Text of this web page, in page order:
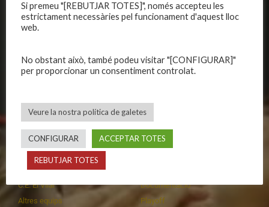
Publicacions
Avís legal
Política de galetes
Privadesa a les xarxes
Equips masculins
Escola
Patrocinadors
CALENDARIS
Primer Equip Masculí
Primer Equip Femení
Equips federats
C.E. El Vilar
Altres equips
INFORMACIONS
Actualitat
Documentació
Playoff
Si premeu "[REBUTJAR TOTES]", només accepteu les
estrictament necessàries pel funcionament d'aquest lloc
web.
No obstant això, també podeu visitar "[CONFIGURAR]"
per proporcionar un consentiment controlat.
Veure la nostra política de galetes
CONFIGURAR ACCEPTAR TOTES
REBUTJAR TOTES